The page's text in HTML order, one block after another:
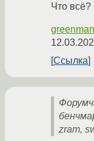
Что всё?
greenman
Ссылка
zram,